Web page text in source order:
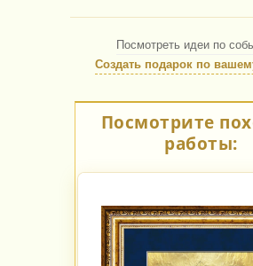
Посмотреть идеи по
Создать подарок по
Посмотрите
работы: